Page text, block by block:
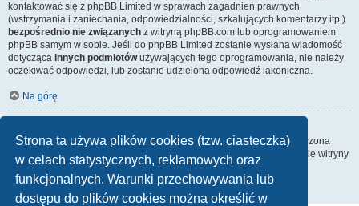
Strona ta używa plików cookies (tzw. ciasteczka)
w celach statystycznych, reklamowych oraz
funkcjonalnych. Warunki przechowywania lub
dostępu do plików cookies można określić w
kontaktować się z phpBB Limited w sprawach zagadnień prawnych
(wstrzymania i zaniechania, odpowiedzialności, szkalujących komentarzy itp.)
bezpośrednio nie związanych z witryną phpBB.com lub oprogramowaniem
phpBB samym w sobie. Jeśli do phpBB Limited zostanie wysłana wiadomość
dotycząca innych podmiotówużywających tego oprogramowania, nie należy
oczekiwać odpowiedzi, lub zostanie udzielona odpowiedź lakoniczna.
Na górę
Wszyscy użytkownicy witryny mogą używać – jeśli funkcja ta jest włączona
przez administratora witryny – formularza „Kontakt z nami”. Członkowie witryny
mogą także używać odnośnika „Zespół administracyjny”.
Na górę